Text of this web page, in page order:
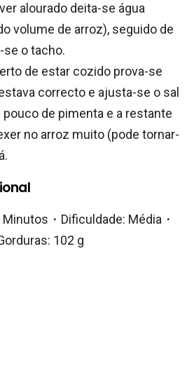
alourado deita-se água
volume de arroz), seguido de
se o tacho.
de estar cozido prova-se
correcto e ajusta-se o sal
de pimenta e a restante
no arroz muito (pode tornar-
・Dificuldade: Média・
102 g